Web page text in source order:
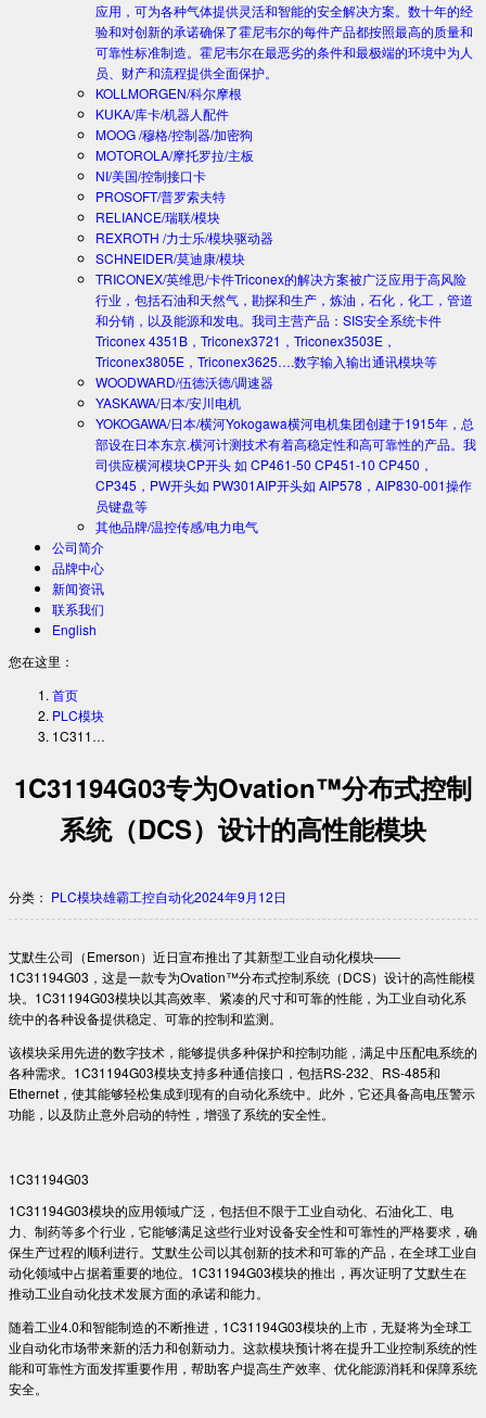
应用，可为各种气体提供灵活和智能的安全解决方案。数十年的经
验和对创新的承诺确保了霍尼韦尔的每件产品都按照最高的质量和
可靠性标准制造。霍尼韦尔在最恶劣的条件和最极端的环境中为人
员、财产和流程提供全面保护。
KOLLMORGEN/科尔摩根
KUKA/库卡/机器人配件
MOOG /穆格/控制器/加密狗
MOTOROLA/摩托罗拉/主板
NI/美国/控制接口卡
PROSOFT/普罗索夫特
RELIANCE/瑞联/模块
REXROTH /力士乐/模块驱动器
SCHNEIDER/莫迪康/模块
TRICONEX/英维思/卡件Triconex的解决方案被广泛应用于高风险
行业，包括石油和天然气，勘探和生产，炼油，石化，化工，管道
和分销，以及能源和发电。我司主营产品：SIS安全系统卡件
Triconex 4351B，Triconex3721，Triconex3503E，
Triconex3805E，Triconex3625….数字输入输出通讯模块等
WOODWARD/伍德沃德/调速器
YASKAWA/日本/安川电机
YOKOGAWA/日本/横河Yokogawa横河电机集团创建于1915年，总
部设在日本东京.横河计测技术有着高稳定性和高可靠性的产品。我
司供应横河模块CP开头 如 CP461-50 CP451-10 CP450，
CP345，PW开头如 PW301AIP开头如 AIP578，AIP830-001操作
员键盘等
其他品牌/温控传感/电力电气
公司简介
品牌中心
新闻资讯
联系我们
English
您在这里：
首页
PLC模块
1C311…
1C31194G03专为Ovation™分布式控制
系统（DCS）设计的高性能模块
分类： PLC模块雄霸工控自动化2024年9月12日
艾默生公司（Emerson）近日宣布推出了其新型工业自动化模块——
1C31194G03，这是一款专为Ovation™分布式控制系统（DCS）设计的高性能模
块。1C31194G03模块以其高效率、紧凑的尺寸和可靠的性能，为工业自动化系
统中的各种设备提供稳定、可靠的控制和监测。
该模块采用先进的数字技术，能够提供多种保护和控制功能，满足中压配电系统的
各种需求。1C31194G03模块支持多种通信接口，包括RS-232、RS-485和
Ethernet，使其能够轻松集成到现有的自动化系统中。此外，它还具备高电压警示
功能，以及防止意外启动的特性，增强了系统的安全性。
1C31194G03
1C31194G03模块的应用领域广泛，包括但不限于工业自动化、石油化工、电
力、制药等多个行业，它能够满足这些行业对设备安全性和可靠性的严格要求，确
保生产过程的顺利进行。艾默生公司以其创新的技术和可靠的产品，在全球工业自
动化领域中占据着重要的地位。1C31194G03模块的推出，再次证明了艾默生在
推动工业自动化技术发展方面的承诺和能力。
随着工业4.0和智能制造的不断推进，1C31194G03模块的上市，无疑将为全球工
业自动化市场带来新的活力和创新动力。这款模块预计将在提升工业控制系统的性
能和可靠性方面发挥重要作用，帮助客户提高生产效率、优化能源消耗和保障系统
安全。